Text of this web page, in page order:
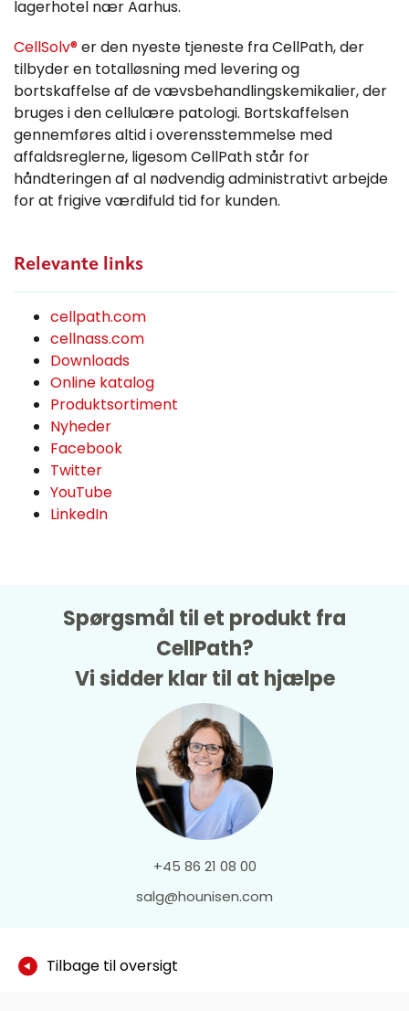
lagerhotel nær Aarhus.
CellSolv®er den nyeste tjeneste fra CellPath, der
tilbyder en totalløsning med levering og
bortskaffelse af de vævsbehandlingskemikalier, der
bruges i den cellulære patologi. Bortskaffelsen
gennemføres altid i overensstemmelse med
affaldsreglerne, ligesom CellPath står for
håndteringen af al nødvendig administrativt arbejde
for at frigive værdifuld tid for kunden.
Relevante links
cellpath.com
cellnass.com
Downloads
Online katalog
Produktsortiment
Nyheder
Facebook
Twitter
YouTube
LinkedIn
+45 86 21 08 00
salg@hounisen.com
Spørgsmål til et produkt fra
CellPath?
Vi sidder klar til at hjælpe
Tilbage til oversigt